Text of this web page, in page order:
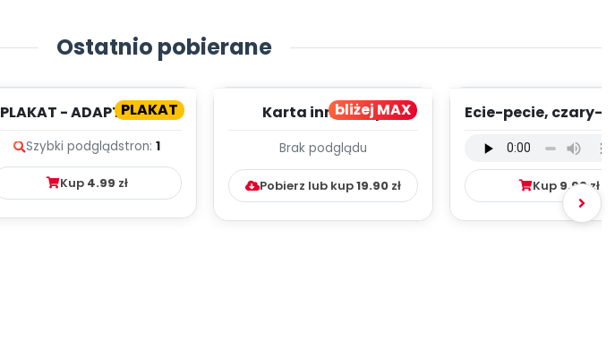
Ostatnio pobierane
PLAKAT
PLAKAT - ADAPTACJA -
Szybki podglądstron: 1
Kup 4.99 zł
bliżej MAX
Karta innowacji
Kumpelkowo
Brak podglądu
Pobierz lub kup19.90 zł
Ecie-pecie, czary-
mp3)
Kup 9.99zł